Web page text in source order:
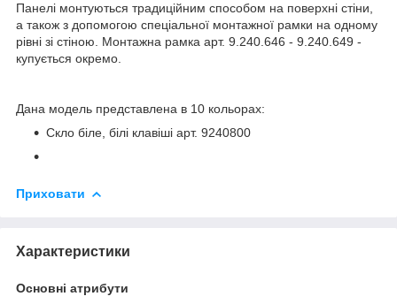
Панелі монтуються традиційним способом на поверхні стіни,
а також з допомогою спеціальної монтажної рамки на одному
рівні зі стіною. Монтажна рамка арт. 9.240.646 - 9.240.649 -
купується окремо.
Дана модель представлена в 10 кольорах:
Скло біле, білі клавіші арт. 9240800
Приховати
Характеристики
Основні атрибути